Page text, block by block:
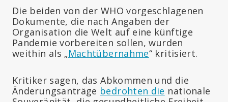
Die beiden von der WHO vorgeschlagenen
Dokumente, die nach Angaben der
Organisation die Welt auf eine künftige
Pandemie vorbereiten sollen, wurden
weithin als „Machtübernahme“ kritisiert.
Kritiker sagen, das Abkommen und die
Änderungsanträge bedrohten die nationale